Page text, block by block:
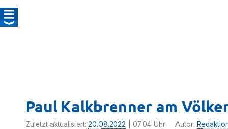
Paul Kalkbrenner am
Zuletzt aktualisiert: 20.08.2022 | 07:04 Uhr Autor: